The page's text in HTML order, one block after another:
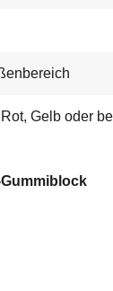
Gelb oder